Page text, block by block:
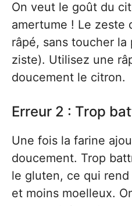
On veut le goût du
amertume ! Le zeste
râpé, sans toucher
ziste). Utilisez une
doucement le citron.
Erreur 2 : Trop
Une fois la farine
doucement. Trop
le gluten, ce qui
et moins moelleux.